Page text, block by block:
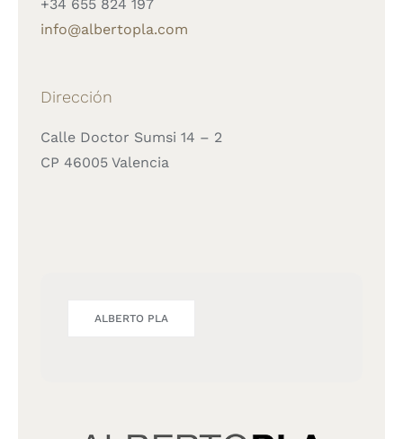
+34 655 824 197
info@albertopla.com
Dirección
Calle Doctor Sumsi 14 – 2
CP 46005 Valencia
ALBERTO PLA